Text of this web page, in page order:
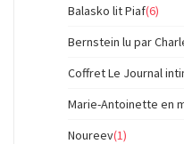
Balasko lit Piaf(6)
Bernstein lu par
Coffret Le Journal
Marie-Antoinette en
Noureev(1)